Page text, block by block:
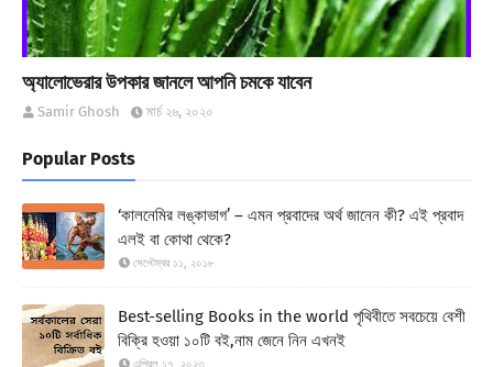
অ্যালোভেরার উপকার জানলে আপনি চমকে যাবেন
Samir Ghosh মার্চ ২৬, ২০২০
Popular Posts
‘কালনেমির লঙ্কাভাগ’ – এমন প্রবাদের অর্থ জানেন কী? এই প্রবাদ
এলই বা কোথা থেকে?
সেপ্টেম্বর ১১, ২০১৮
Best-selling Books in the world পৃথিবীতে সবচেয়ে বেশী
বিক্রি হওয়া ১০টি বই,নাম জেনে নিন এখনই